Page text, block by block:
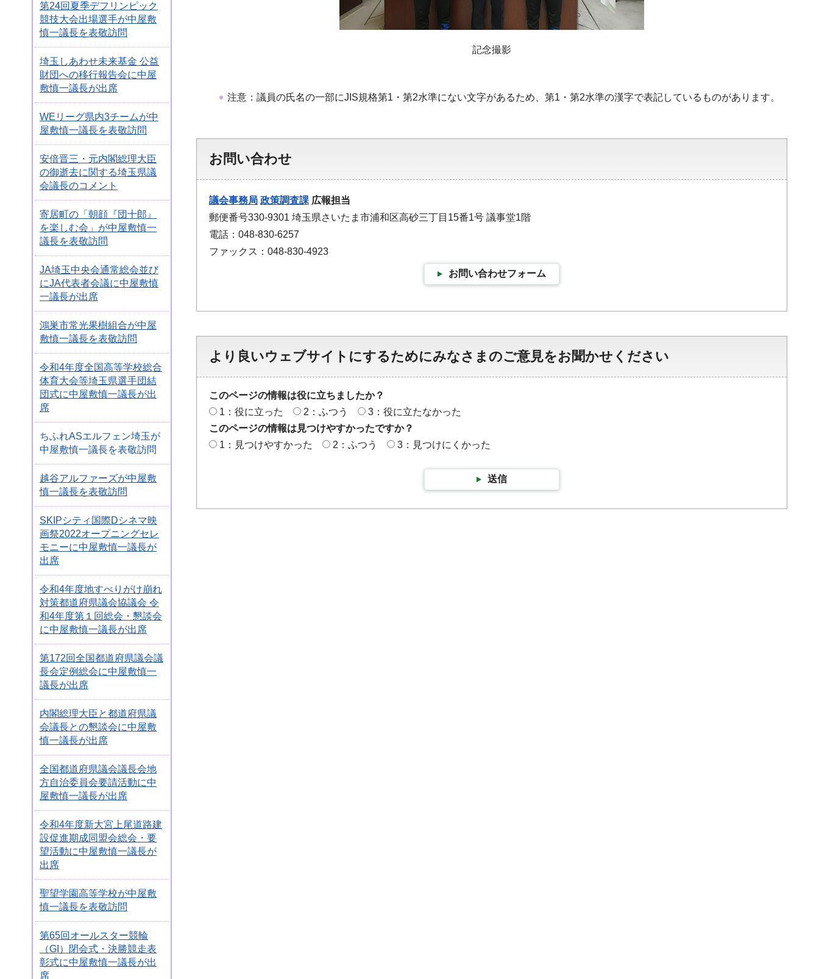
第24回夏季デフリンピック
競技大会出場選手が中屋敷
慎一議長を表敬訪問
埼玉しあわせ未来基金 公益
財団への移行報告会に中屋
敷慎一議長が出席
WEリーグ県内3チームが中
屋敷慎一議長を表敬訪問
安倍晋三・元内閣総理大臣
の御逝去に関する埼玉県議
会議長のコメント
寄居町の「朝顔『団十郎』
を楽しむ会」が中屋敷慎一
議長を表敬訪問
JA埼玉中央会通常総会並び
にJA代表者会議に中屋敷慎
一議長が出席
鴻巣市常光果樹組合が中屋
敷慎一議長を表敬訪問
令和4年度全国高等学校総合
体育大会等埼玉県選手団結
団式に中屋敷慎一議長が出
席
ちふれASエルフェン埼玉が
中屋敷慎一議長を表敬訪問
越谷アルファーズが中屋敷
慎一議長を表敬訪問
SKIPシティ国際Dシネマ映
画祭2022オープニングセレ
モニーに中屋敷慎一議長が
出席
令和4年度地すべりがけ崩れ
対策都道府県議会協議会 令
和4年度第１回総会・懇談会
に中屋敷慎一議長が出席
第172回全国都道府県議会議
長会定例総会に中屋敷慎一
議長が出席
内閣総理大臣と都道府県議
会議長との懇談会に中屋敷
慎一議長が出席
全国都道府県議会議長会地
方自治委員会要請活動に中
屋敷慎一議長が出席
令和4年度新大宮上尾道路建
設促進期成同盟会総会・要
望活動に中屋敷慎一議長が
出席
聖望学園高等学校が中屋敷
慎一議長を表敬訪問
第65回オールスター競輪
（GI）閉会式・決勝競走表
彰式に中屋敷慎一議長が出
席
記念撮影
注意：議員の氏名の一部にJIS規格第1・第2水準にない文字があるため、第1・第2水準の漢字で表記しているものがあります。
お問い合わせ
議会事務局 政策調査課 広報担当
郵便番号330-9301 埼玉県さいたま市浦和区高砂三丁目15番1号 議事堂1階
電話：048-830-6257
ファックス：048-830-4923
お問い合わせフォーム
より良いウェブサイトにするためにみなさまのご意見をお聞かせください
このページの情報は役に立ちましたか？
1：役に立った
2：ふつう
3：役に立たなかった
このページの情報は見つけやすかったですか？
1：見つけやすかった
2：ふつう 3：見つけにくかった
送信